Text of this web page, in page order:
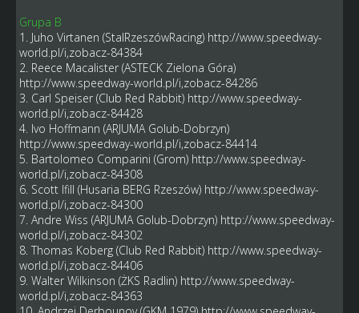
Grupa B
1. Juho Virtanen (StalRzeszówRacing) http://www.speedway-
world.pl/i,zobacz-84384
2. Reece Macalister (ASTECK Zielona Góra)
http://www.speedway-world.pl/i,zobacz-84286
3. Carl Speiser (Club Red Rabbit) http://www.speedway-
world.pl/i,zobacz-84428
4. Ivo Hoffmann (ARJUMA Golub-Dobrzyn)
http://www.speedway-world.pl/i,zobacz-84414
5. Bartolomeo Comparini (Grom) http://www.speedway-
world.pl/i,zobacz-84308
6. Scott Ifill (Husaria BERG Rzeszów) http://www.speedway-
world.pl/i,zobacz-84300
7. Andre Wiss (ARJUMA Golub-Dobrzyn) http://www.speedway-
world.pl/i,zobacz-84302
8. Thomas Koberg (Club Red Rabbit) http://www.speedway-
world.pl/i,zobacz-84406
9. Walter Wilkinson (ŻKS Radlin) http://www.speedway-
world.pl/i,zobacz-84363